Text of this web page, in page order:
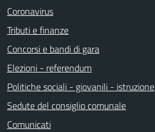
Coronavirus
Tributi e finanze
Concorsi e bandi di gara
Elezioni - referendum
Politiche sociali - giovanili - istruzione
Sedute del consiglio comunale
Comunicati